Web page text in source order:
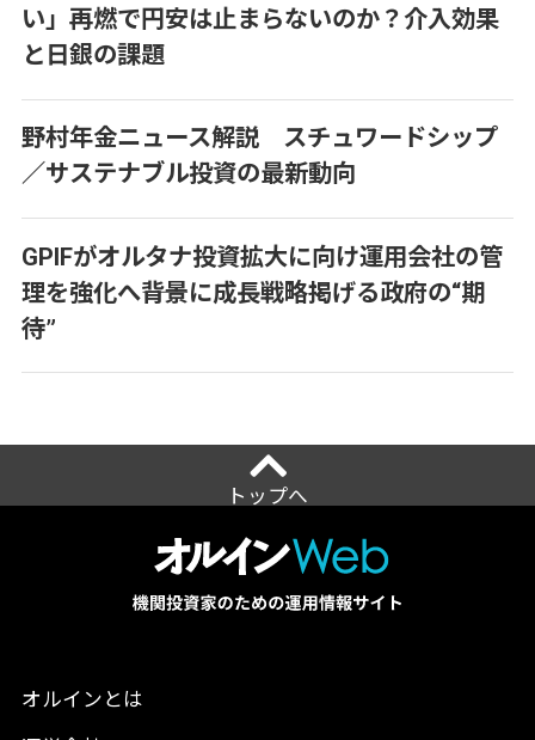
い」再燃で円安は止まらないのか？介入効果
と日銀の課題
野村年金ニュース解説 スチュワードシップ
／サステナブル投資の最新動向
GPIFがオルタナ投資拡大に向け運用会社の管
理を強化へ――背景に成長戦略掲げる政府の“期
待”
トップへ
オルインとは